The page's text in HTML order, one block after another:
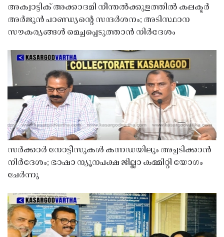
അക്വാട്ടിക് അക്കാദമി നീന്തൽക്കുളത്തിൽ കലക്ടർ
അർജുൻ പാണ്ഡ്യൻ്റെ സന്ദർശനം; അടിസ്ഥാന
സൗകര്യങ്ങൾ മെച്ചപ്പെടുത്താൻ നിർദേശം
സർക്കാർ നോട്ടീസുകൾ കന്നഡയിലും അച്ചടിക്കാൻ
നിർദേശം; ഭാഷാ ന്യൂനപക്ഷ ജില്ലാ കമ്മിറ്റി യോഗം
ചേർന്നു